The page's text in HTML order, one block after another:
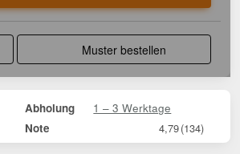
Muster bestellen
Abholung 1 – 3 Werktage
Note 4,79(134)